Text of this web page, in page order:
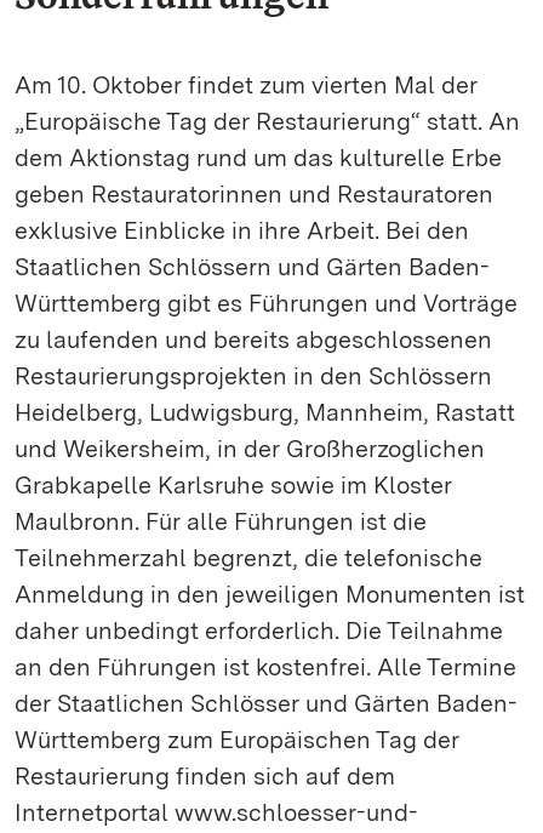
Am 10. Oktober findet zum vierten Mal der
„Europäische Tag der Restaurierung“ statt. An
dem Aktionstag rund um das kulturelle Erbe
geben Restauratorinnen und Restauratoren
exklusive Einblicke in ihre Arbeit. Bei den
Staatlichen Schlössern und Gärten Baden-
Württemberg gibt es Führungen und Vorträge
zu laufenden und bereits abgeschlossenen
Restaurierungsprojekten in den Schlössern
Heidelberg, Ludwigsburg, Mannheim, Rastatt
und Weikersheim, in der Großherzoglichen
Grabkapelle Karlsruhe sowie im Kloster
Maulbronn. Für alle Führungen ist die
Teilnehmerzahl begrenzt, die telefonische
Anmeldung in den jeweiligen Monumenten ist
daher unbedingt erforderlich. Die Teilnahme
an den Führungen ist kostenfrei. Alle Termine
der Staatlichen Schlösser und Gärten Baden-
Württemberg zum Europäischen Tag der
Restaurierung finden sich auf dem
Internetportal www.schloesser-und-